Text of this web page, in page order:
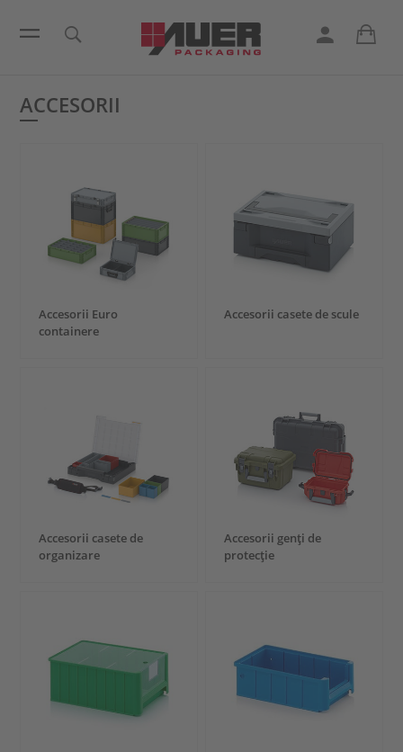
ACCESORII
Accesorii Euro
containere
Accesorii casete de scule
Accesorii casete de
organizare
Accesorii genți de
protecție